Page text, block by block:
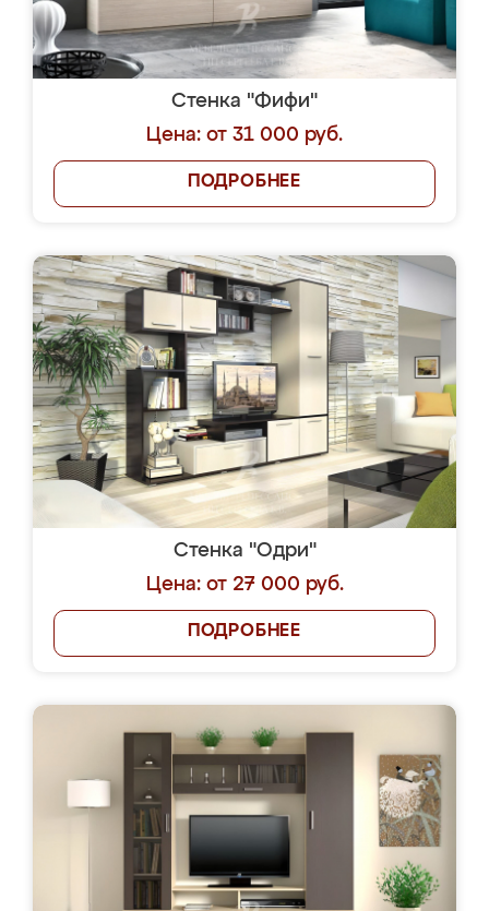
Стенка "Фифи"
Цена: от 31 000 руб.
ПОДРОБНЕЕ
Стенка "Одри"
Цена: от 27 000 руб.
ПОДРОБНЕЕ